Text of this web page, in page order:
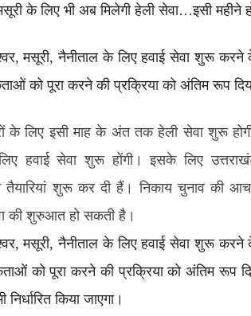
के लिए भी अब मिलेगी हेली सेवा…इसी
मसूरी, नैनीताल के लिए हवाई सेवा शुरू करने
को पूरा करने की प्रक्रिया को अंतिम रूप
के लिए इसी माह के अंत तक हेली सेवा शुरू
हवाई सेवा शुरू होंगी। इसके लिए
तैयारियां शुरू कर दी हैं। निकाय चुनाव की
की शुरुआत हो सकती है।
मसूरी, नैनीताल के लिए हवाई सेवा शुरू करने
को पूरा करने की प्रक्रिया को अंतिम रूप
किया जाएगा।